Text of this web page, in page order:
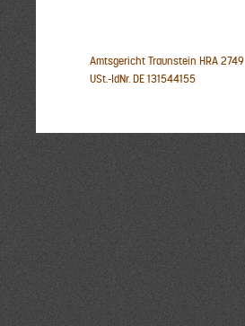
Amtsgericht Traunstein HRA 2749
USt.-IdNr. DE 131544155